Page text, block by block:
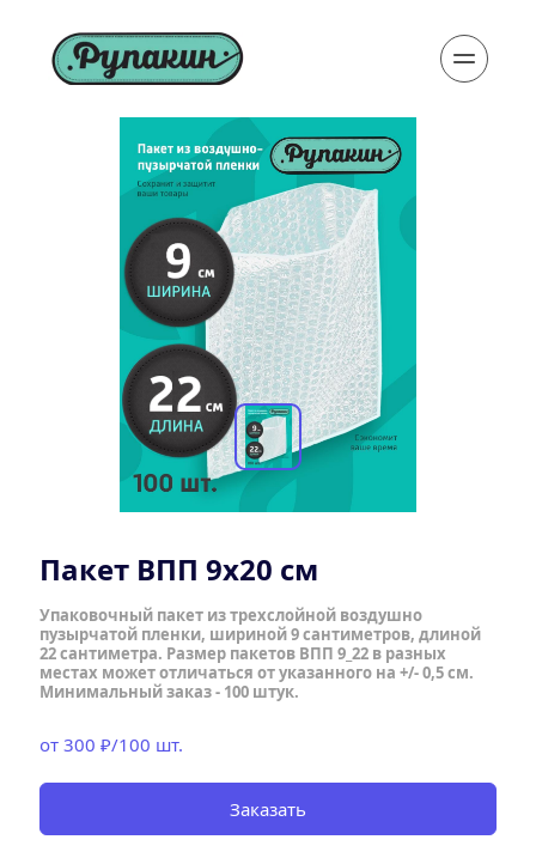
Пакет ВПП 9х20 см
Упаковочный пакет из трехслойной воздушно
пузырчатой пленки, шириной 9 сантиметров, длиной
22 сантиметра. Размер пакетов ВПП 9_22 в разных
местах может отличаться от указанного на +/- 0,5 см.
Минимальный заказ - 100 штук.
от 300 ₽/100 шт.
Заказать